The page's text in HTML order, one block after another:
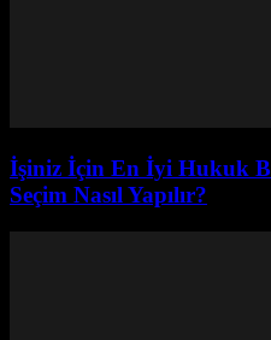
İşiniz İçin En İyi Hukuk
Seçim Nasıl Yapılır?